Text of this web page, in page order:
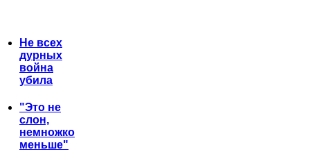
Не всех
дурных
война
убила
"Это не
слон,
немножко
меньше"